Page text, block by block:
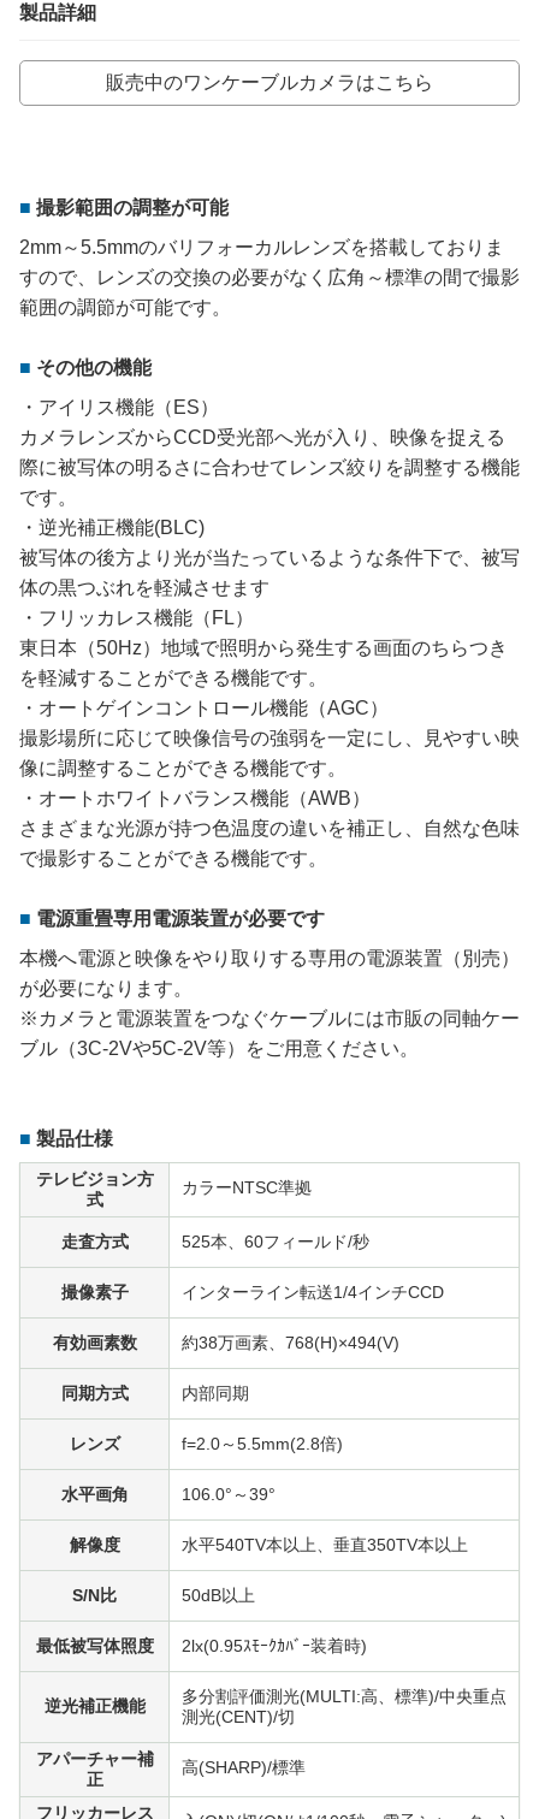
製品詳細
販売中のワンケーブルカメラはこちら
撮影範囲の調整が可能
2mm～5.5mmのバリフォーカルレンズを搭載しておりま
すので、レンズの交換の必要がなく広角～標準の間で撮影
範囲の調節が可能です。
その他の機能
・アイリス機能（ES）
カメラレンズからCCD受光部へ光が入り、映像を捉える
際に被写体の明るさに合わせてレンズ絞りを調整する機能
です。
・逆光補正機能(BLC)
被写体の後方より光が当たっているような条件下で、被写
体の黒つぶれを軽減させます
・フリッカレス機能（FL）
東日本（50Hz）地域で照明から発生する画面のちらつき
を軽減することができる機能です。
・オートゲインコントロール機能（AGC）
撮影場所に応じて映像信号の強弱を一定にし、見やすい映
像に調整することができる機能です。
・オートホワイトバランス機能（AWB）
さまざまな光源が持つ色温度の違いを補正し、自然な色味
で撮影することができる機能です。
電源重畳専用電源装置が必要です
本機へ電源と映像をやり取りする専用の電源装置（別売）
が必要になります。
※カメラと電源装置をつなぐケーブルには市販の同軸ケー
ブル（3C-2Vや5C-2V等）をご用意ください。
製品仕様
テレビジョン方
式
カラーNTSC準拠
走査方式 525本、60フィールド/秒
撮像素子 インターライン転送1/4インチCCD
有効画素数 約38万画素、768(H)×494(V)
同期方式 内部同期
レンズ f=2.0～5.5mm(2.8倍)
水平画角 106.0°～39°
解像度 水平540TV本以上、垂直350TV本以上
S/N比 50dB以上
最低被写体照度 2lx(0.95ｽﾓｰｸｶﾊﾞｰ装着時)
逆光補正機能
多分割評価測光(MULTI:高、標準)/中央重点
測光(CENT)/切
アパーチャー補
正
高(SHARP)/標準
フリッカーレス